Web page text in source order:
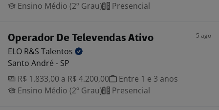
Ensino Médio (2º Grau)
Presencial
Operador De Televendas Ativo 5 ago
ELO R&S Talentos
Santo André - SP
R$ 1.833,00 a R$ 4.200,00
Entre 1 e 3 anos
Ensino Médio (2º Grau)
Presencial